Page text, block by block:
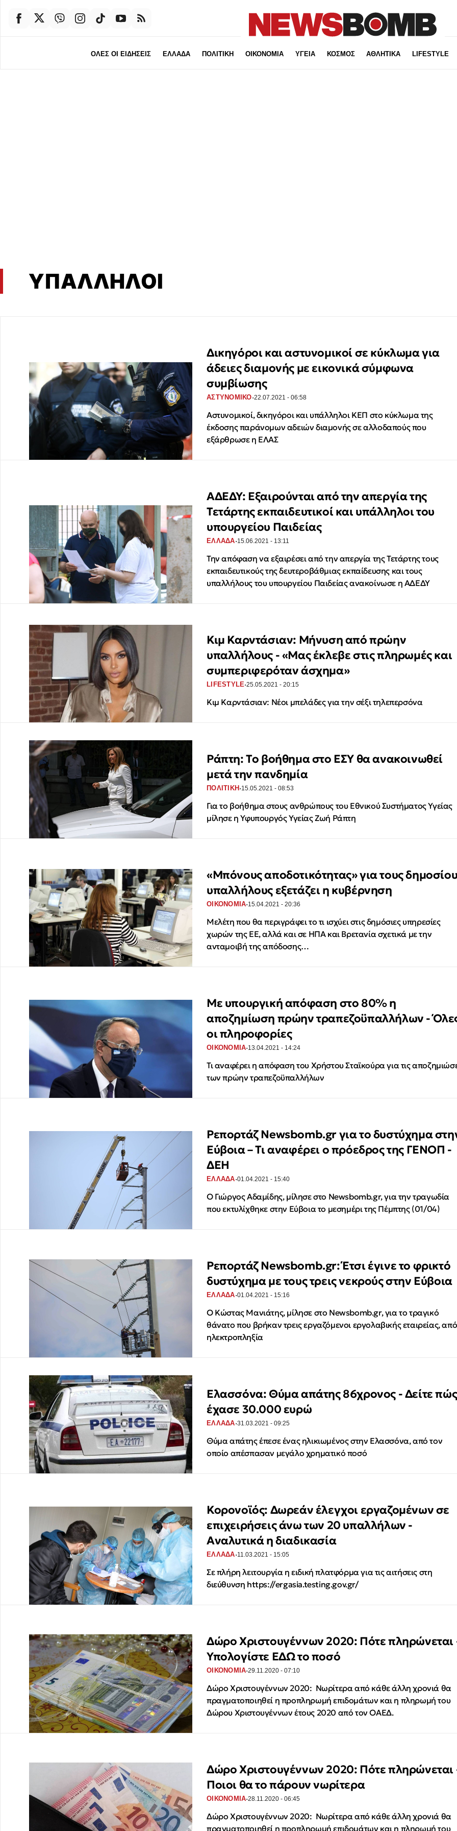
ΟΛΕΣ ΟΙ ΕΙΔΗΣΕΙΣ ΕΛΛΑΔΑ ΠΟΛΙΤΙΚΗ ΟΙΚΟΝΟΜΙΑ ΥΓΕΙΑ ΚΟΣΜΟΣ ΑΘΛΗΤΙΚΑ LIFESTYLE
ΥΠΑΛΛΗΛΟΙ
Δικηγόροι και αστυνομικοί σε κύκλωμα για
άδειες διαμονής με εικονικά σύμφωνα
συμβίωσης
ΑΣΤΥΝΟΜΙΚΟ·22.07.2021 - 06:58
Αστυνομικοί, δικηγόροι και υπάλληλοι ΚΕΠ στο κύκλωμα της
έκδοσης παράνομων αδειών διαμονής σε αλλοδαπούς που
εξάρθρωσε η ΕΛΑΣ
ΑΔΕΔΥ: Εξαιρούνται από την απεργία της
Τετάρτης εκπαιδευτικοί και υπάλληλοι του
υπουργείου Παιδείας
ΕΛΛΑΔΑ·15.06.2021 - 13:11
Την απόφαση να εξαιρέσει από την απεργία της Τετάρτης τους
εκπαιδευτικούς της δευτεροβάθμιας εκπαίδευσης και τους
υπαλλήλους του υπουργείου Παιδείας ανακοίνωσε η ΑΔΕΔΥ
Κιμ Καρντάσιαν: Μήνυση από πρώην
υπαλλήλους - «Μας έκλεβε στις πληρωμές και
συμπεριφερόταν άσχημα»
LIFESTYLE·25.05.2021 - 20:15
Κιμ Καρντάσιαν: Νέοι μπελάδες για την σέξι τηλεπερσόνα
Ράπτη: Το βοήθημα στο ΕΣΥ θα ανακοινωθεί
μετά την πανδημία
ΠΟΛΙΤΙΚΗ ·15.05.2021 - 08:53
Για το βοήθημα στους ανθρώπους του Εθνικού Συστήματος Υγείας
μίλησε η Υφυπουργός Υγείας Ζωή Ράπτη
«Μπόνους αποδοτικότητας» για τους
υπαλλήλους εξετάζει η κυβέρνηση
ΟΙΚΟΝΟΜΙΑ·15.04.2021 - 20:36
Μελέτη που θα περιγράφει το τι ισχύει στις δημόσιες υπηρεσίες
χωρών της ΕΕ, αλλά και σε ΗΠΑ και Βρετανία σχετικά με την
ανταμοιβή της απόδοσης…
Με υπουργική απόφαση στο 80% η
αποζημίωση πρώην τραπεζοϋπαλλήλων -
οι πληροφορίες
ΟΙΚΟΝΟΜΙΑ·13.04.2021 - 14:24
Τι αναφέρει η απόφαση του Χρήστου Σταϊκούρα για τις
των πρώην τραπεζοϋπαλλήλων
Ρεπορτάζ Newsbomb.gr για το δυστύχημα
Εύβοια – Τι αναφέρει ο πρόεδρος της ΓΕΝΟΠ -
ΔΕΗ
ΕΛΛΑΔΑ·01.04.2021 - 15:40
Ο Γιώργος Αδαμίδης, μίλησε στο Newsbomb.gr, για την τραγωδία
που εκτυλίχθηκε στην Εύβοια το μεσημέρι της Πέμπτης (01/04)
Ρεπορτάζ Newsbomb.gr: Έτσι έγινε το φρικτό
δυστύχημα με τους τρεις νεκρούς στην Εύβοια
ΕΛΛΑΔΑ·01.04.2021 - 15:16
Ο Κώστας Μανιάτης, μίλησε στο Newsbomb.gr, για το τραγικό
θάνατο που βρήκαν τρεις εργαζόμενοι εργολαβικής εταιρείας, από
ηλεκτροπληξία
Ελασσόνα: Θύμα απάτης 86χρονος - Δείτε πώς
έχασε 30.000 ευρώ
ΕΛΛΑΔΑ·31.03.2021 - 09:25
Θύμα απάτης έπεσε ένας ηλικιωμένος στην Ελασσόνα, από τον
οποίο απέσπασαν μεγάλο χρηματικό ποσό
Κορονοϊός: Δωρεάν έλεγχοι εργαζομένων σε
επιχειρήσεις άνω των 20 υπαλλήλων -
Αναλυτικά η διαδικασία
ΕΛΛΑΔΑ·11.03.2021 - 15:05
Σε πλήρη λειτουργία η ειδική πλατφόρμα για τις αιτήσεις στη
διεύθυνση https://ergasia.testing.gov.gr/
Δώρο Χριστουγέννων 2020: Πότε πληρώνεται
Υπολογίστε ΕΔΩ το ποσό
ΟΙΚΟΝΟΜΙΑ·29.11.2020 - 07:10
Δώρο Χριστουγέννων 2020: Νωρίτερα από κάθε άλλη χρονιά θα
πραγματοποιηθεί η προπληρωμή επιδομάτων και η πληρωμή του
Δώρου Χριστουγέννων έτους 2020 από τον ΟΑΕΔ.
Δώρο Χριστουγέννων 2020: Πότε πληρώνεται
Ποιοι θα το πάρουν νωρίτερα
ΟΙΚΟΝΟΜΙΑ·28.11.2020 - 06:45
Δώρο Χριστουγέννων 2020: Νωρίτερα από κάθε άλλη χρονιά θα
πραγματοποιηθεί η προπληρωμή επιδομάτων και η πληρωμή του